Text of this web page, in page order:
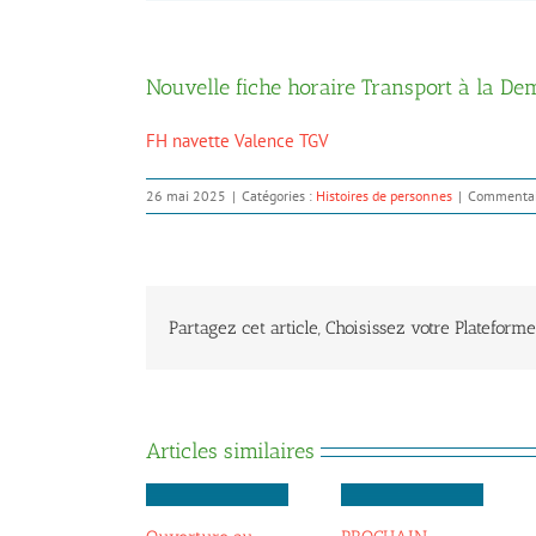
Nouvelle fiche horaire Transport à la
FH navette Valence TGV
26 mai 2025 | Catégories : Histoires de personnes |
Partagez cet article, Choisissez votre
Articles similaires